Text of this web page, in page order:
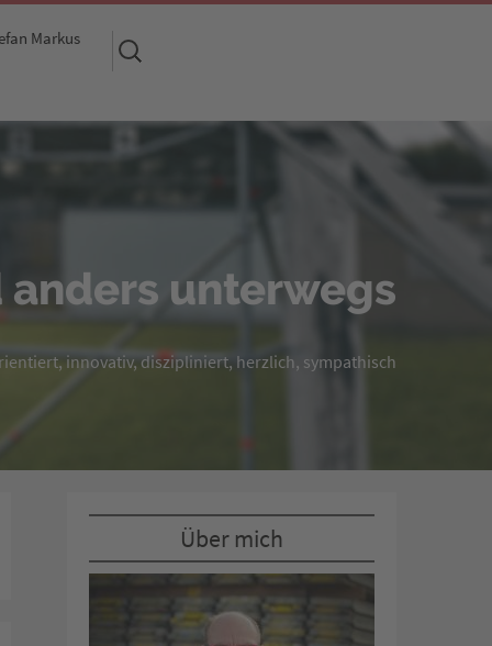
Markus
Suchen
nach:
anders unterwegs
innovativ, diszipliniert, herzlich, sympathisch
Über mich